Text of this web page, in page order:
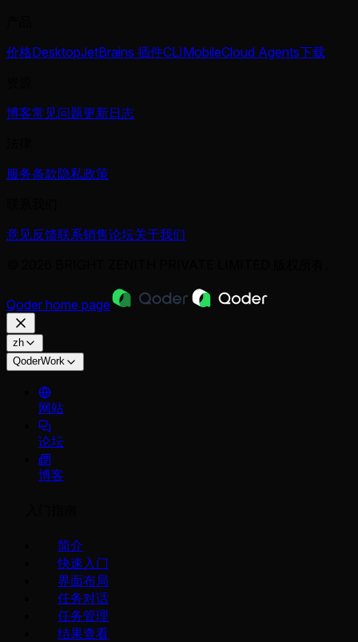
价格DesktopJetBrains 插件CLIMobileCloud Agents下载
博客常见问题更新日志
服务条款隐私政策
意见反馈联系销售论坛关于我们
Qoder home page
zh
QoderWork
网站
论坛
博客
简介
快速入门
界面布局
任务对话
任务管理
结果查看